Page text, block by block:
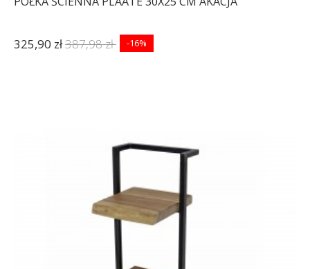
325,90 zł387,98 zł -16%